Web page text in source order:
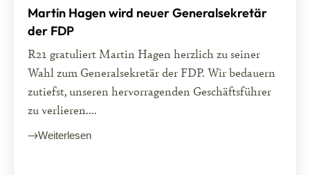
Martin Hagen wird neuer Generalsekretär
der FDP
R21 gratuliert Martin Hagen herzlich zu seiner
Wahl zum Generalsekretär der FDP. Wir bedauern
zutiefst, unseren hervorragenden Geschäftsführer
zu verlieren....
Weiterlesen